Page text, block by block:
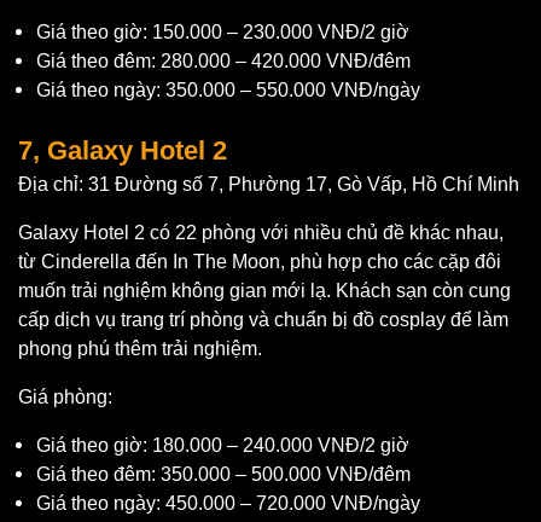
Giá theo giờ: 150.000 – 230.000 VNĐ/2 giờ
Giá theo đêm: 280.000 – 420.000 VNĐ/đêm
Giá theo ngày: 350.000 – 550.000 VNĐ/ngày
7, Galaxy Hotel 2
Địa chỉ: 31 Đường số 7, Phường 17, Gò Vấp, Hồ Chí Minh
Galaxy Hotel 2 có 22 phòng với nhiều chủ đề khác nhau,
từ Cinderella đến In The Moon, phù hợp cho các cặp đôi
muốn trải nghiệm không gian mới lạ. Khách sạn còn cung
cấp dịch vụ trang trí phòng và chuẩn bị đồ cosplay để làm
phong phú thêm trải nghiệm.
Giá phòng:
Giá theo giờ: 180.000 – 240.000 VNĐ/2 giờ
Giá theo đêm: 350.000 – 500.000 VNĐ/đêm
Giá theo ngày: 450.000 – 720.000 VNĐ/ngày